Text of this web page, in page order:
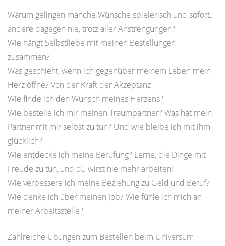
Warum gelingen manche Wünsche spielerisch und sofort,
andere dagegen nie, trotz aller Anstrengungen?
Wie hängt Selbstliebe mit meinen Bestellungen
zusammen?
Was geschieht, wenn ich gegenüber meinem Leben mein
Herz öffne? Von der Kraft der Akzeptanz
Wie finde ich den Wunsch meines Herzens?
Wie bestelle ich mir meinen Traumpartner? Was hat mein
Partner mit mir selbst zu tun? Und wie bleibe ich mit ihm
glücklich?
Wie entdecke ich meine Berufung? Lerne, die Dinge mit
Freude zu tun, und du wirst nie mehr arbeiten!
Wie verbessere ich meine Beziehung zu Geld und Beruf?
Wie denke ich über meinen Job? Wie fühle ich mich an
meiner Arbeitsstelle?
Zahlreiche Übungen zum Bestellen beim Universum